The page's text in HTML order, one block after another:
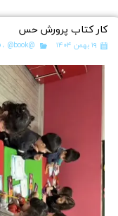
کار کتاب پرورش حس
۱۹ بهمن ۱۴۰۴ @koodakestando ، @book